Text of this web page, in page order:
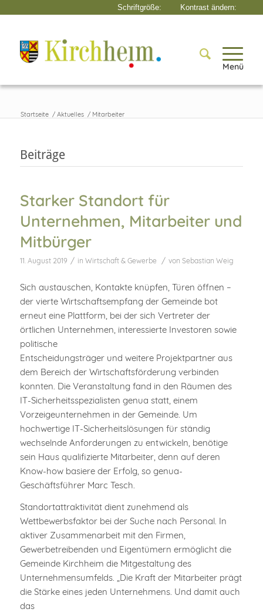
Menü
Startseite / Aktuelles / Mitarbeiter
Beiträge
Starker Standort für
Unternehmen, Mitarbeiter und
Mitbürger
11. August 2019 / in Wirtschaft & Gewerbe / von Sebastian Weig
Sich austauschen, Kontakte knüpfen, Türen öffnen –
der vierte Wirtschaftsempfang der Gemeinde bot
erneut eine Plattform, bei der sich Vertreter der
örtlichen Unternehmen, interessierte Investoren sowie
politische
Entscheidungsträger und weitere Projektpartner aus
dem Bereich der Wirtschaftsförderung verbinden
konnten. Die Veranstaltung fand in den Räumen des
IT-Sicherheitsspezialisten genua statt, einem
Vorzeigeunternehmen in der Gemeinde. Um
hochwertige IT-Sicherheitslösungen für ständig
wechselnde Anforderungen zu entwickeln, benötige
sein Haus qualifizierte Mitarbeiter, denn auf deren
Know-how basiere der Erfolg, so genua-
Geschäftsführer Marc Tesch.
Standortattraktivität dient zunehmend als
Wettbewerbsfaktor bei der Suche nach Personal. In
aktiver Zusammenarbeit mit den Firmen,
Gewerbetreibenden und Eigentümern ermöglicht die
Gemeinde Kirchheim die Mitgestaltung des
Unternehmensumfelds. „Die Kraft der Mitarbeiter prägt
die Stärke eines jeden Unternehmens. Und damit auch
das